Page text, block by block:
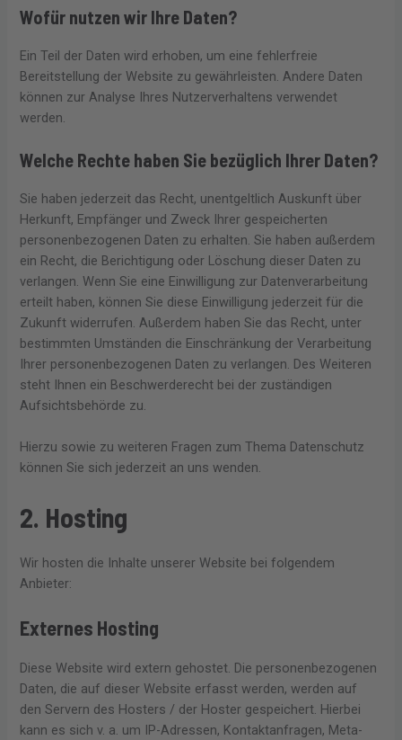
Wofür nutzen wir Ihre Daten?
Ein Teil der Daten wird erhoben, um eine fehlerfreie
Bereitstellung der Website zu gewährleisten. Andere Daten
können zur Analyse Ihres Nutzerverhaltens verwendet
werden.
Welche Rechte haben Sie bezüglich Ihrer Daten?
Sie haben jederzeit das Recht, unentgeltlich Auskunft über
Herkunft, Empfänger und Zweck Ihrer gespeicherten
personenbezogenen Daten zu erhalten. Sie haben außerdem
ein Recht, die Berichtigung oder Löschung dieser Daten zu
verlangen. Wenn Sie eine Einwilligung zur Datenverarbeitung
erteilt haben, können Sie diese Einwilligung jederzeit für die
Zukunft widerrufen. Außerdem haben Sie das Recht, unter
bestimmten Umständen die Einschränkung der Verarbeitung
Ihrer personenbezogenen Daten zu verlangen. Des Weiteren
steht Ihnen ein Beschwerderecht bei der zuständigen
Aufsichtsbehörde zu.
Hierzu sowie zu weiteren Fragen zum Thema Datenschutz
können Sie sich jederzeit an uns wenden.
2. Hosting
Wir hosten die Inhalte unserer Website bei folgendem
Anbieter:
Externes Hosting
Diese Website wird extern gehostet. Die personenbezogenen
Daten, die auf dieser Website erfasst werden, werden auf
den Servern des Hosters / der Hoster gespeichert. Hierbei
kann es sich v. a. um IP-Adressen, Kontaktanfragen, Meta-